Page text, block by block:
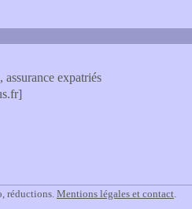
expatriés
réductions. Mentions légales et contact.